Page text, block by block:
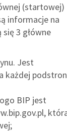
(startowej)
informacje na
3 główne
Jest
każdej
BIP jest
gov.pl,